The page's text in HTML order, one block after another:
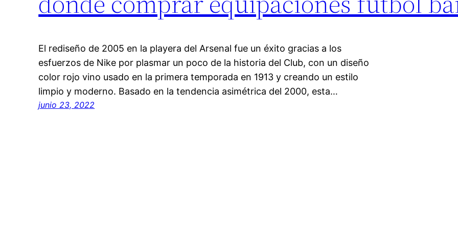
El rediseño de 2005 en la playera del Arsenal fue un éxito gracias a los
esfuerzos de Nike por plasmar un poco de la historia del Club, con un diseño
color rojo vino usado en la primera temporada en 1913 y creando un estilo
limpio y moderno. Basado en la tendencia asimétrica del 2000, esta…
junio 23, 2022